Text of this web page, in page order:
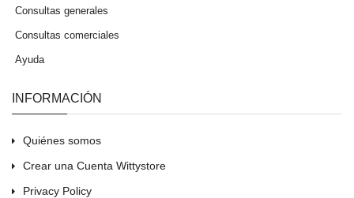
Consultas generales
Consultas comerciales
Ayuda
INFORMACIÓN
Quiénes somos
Crear una Cuenta Wittystore
Privacy Policy